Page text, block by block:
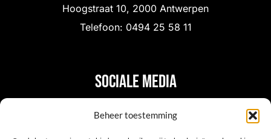
Beheer toestemming
Hoogstraat 10, 2000 Antwerpen
Telefoon: 0494 25 58 11
Sociale media